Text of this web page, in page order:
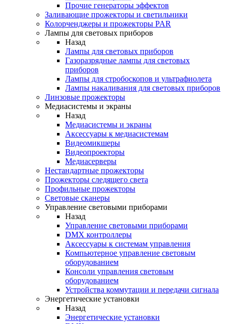
Прочие генераторы эффектов
Заливающие прожекторы и светильники
Колорченджеры и прожекторы PAR
Лампы для световых приборов
Назад
Лампы для световых приборов
Газоразрядные лампы для световых
приборов
Лампы для стробоскопов и ультрафиолета
Лампы накаливания для световых приборов
Линзовые прожекторы
Медиасистемы и экраны
Назад
Медиасистемы и экраны
Аксессуары к медиасистемам
Видеомикшеры
Видеопроекторы
Медиасерверы
Нестандартные прожекторы
Прожекторы следящего света
Профильные прожекторы
Световые сканеры
Управление световыми приборами
Назад
Управление световыми приборами
DMX контроллеры
Аксессуары к системам управления
Компьютерное управление световым
оборудованием
Консоли управления световым
оборудованием
Устройства коммутации и передачи сигнала
Энергетические установки
Назад
Энергетические установки